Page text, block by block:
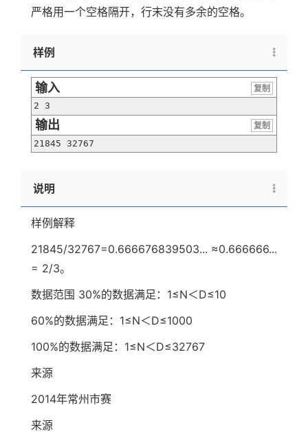
严格用一个空格隔开，行末没有多余的空格。
样例
输入
复制
2 3
输出
复制
21845 32767
说明
样例解释
21845/32767=0.666676839503... ≈0.666666...
= 2/3。
数据范围 30%的数据满足：1≤N＜D≤10
60%的数据满足：1≤N＜D≤1000
100%的数据满足：1≤N＜D≤32767
来源
2014年常州市赛
来源